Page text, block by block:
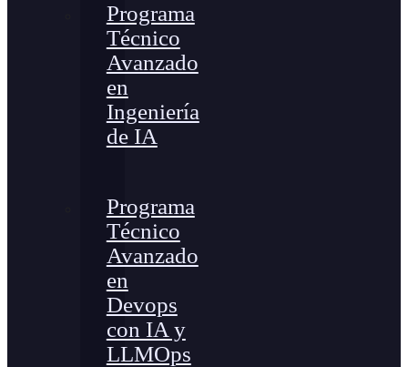
Programa
Técnico
Avanzado
en
Ingeniería
de IA
Programa
Técnico
Avanzado
en
Devops
con IA y
LLMOps